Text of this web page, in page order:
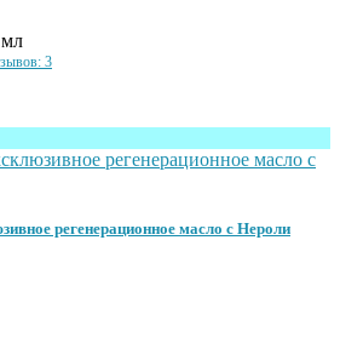
3
регенерационное масло с Нероли